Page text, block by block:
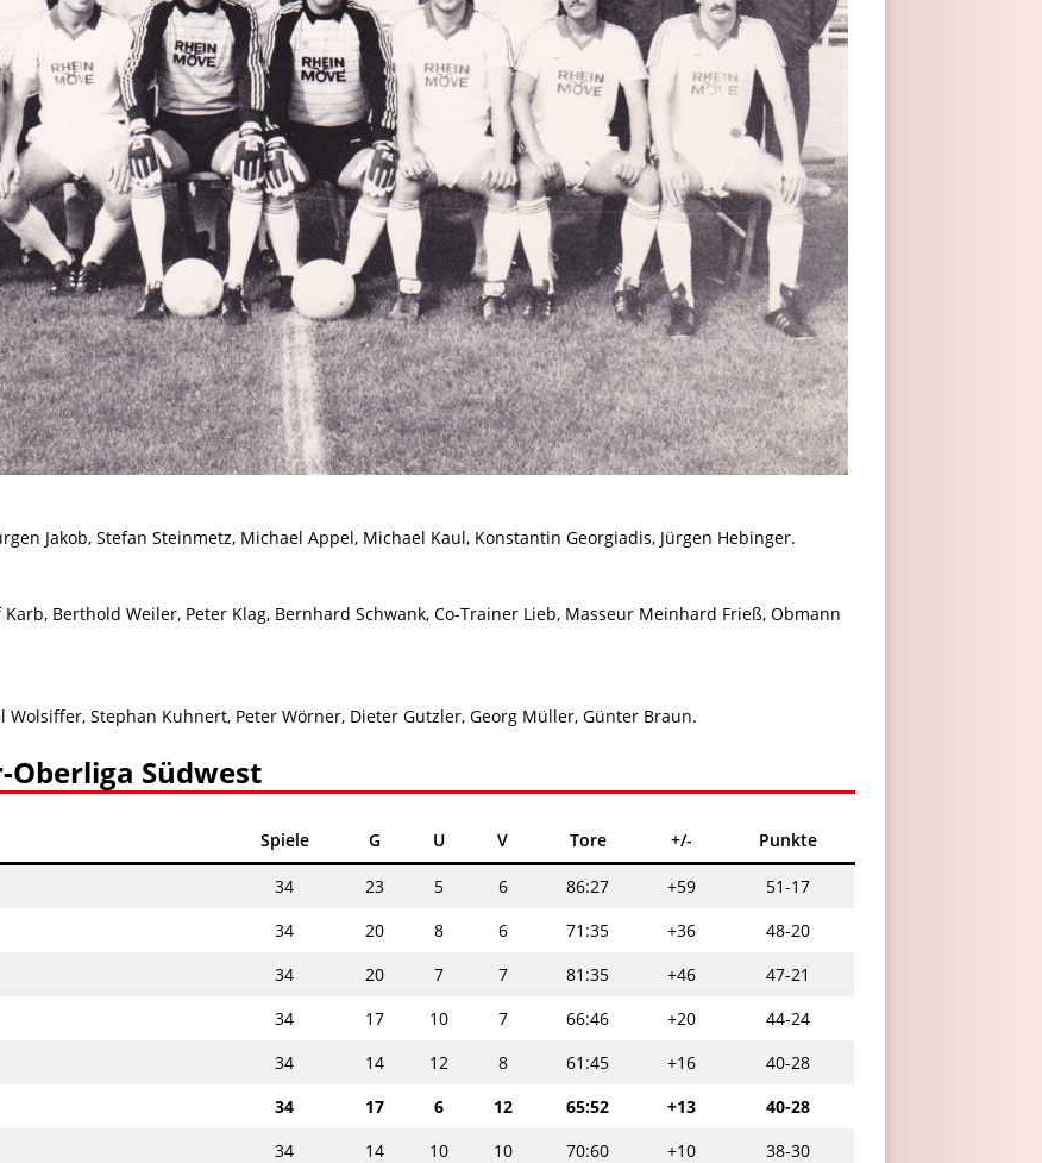
Jakob, Stefan Steinmetz, Michael Appel, Michael Kaul, Konstantin Georgiadis, Jürgen Hebinger.
Berthold Weiler, Peter Klag, Bernhard Schwank, Co-Trainer Lieb, Masseur Meinhard Frieß, Obmann
Wolsiffer, Stephan Kuhnert, Peter Wörner, Dieter Gutzler, Georg Müller, Günter Braun.
Südwest
Spiele G U V Tore +/- Punkte
34 23 5 6 86:27 +59
51-17
34 20 8 6 71:35 +36
48-20
34 20 7 7 81:35 +46
47-21
34 17 10 7 66:46 +20
44-24
34 14 12 8 61:45 +16
40-28
34 17 6 12 65:52 +13
40-28
34 14 10 10 70:60 +10
38-30